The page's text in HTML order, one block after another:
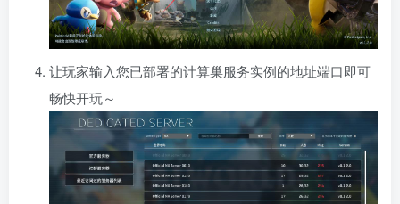
让玩家输入您已部署的计算巢服务实例的地址端口即可
畅快开玩～